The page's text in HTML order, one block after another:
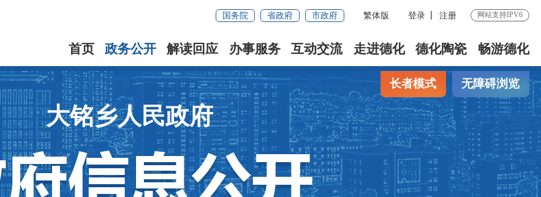
国务院 省政府 市政府 繁体版 登录 注册 网站支持IPV6
首页 政务公开 解读回应 办事服务 互动交流 走进德化 德化陶瓷 畅游德化
长者模式 无障碍浏览
大铭乡人民政府